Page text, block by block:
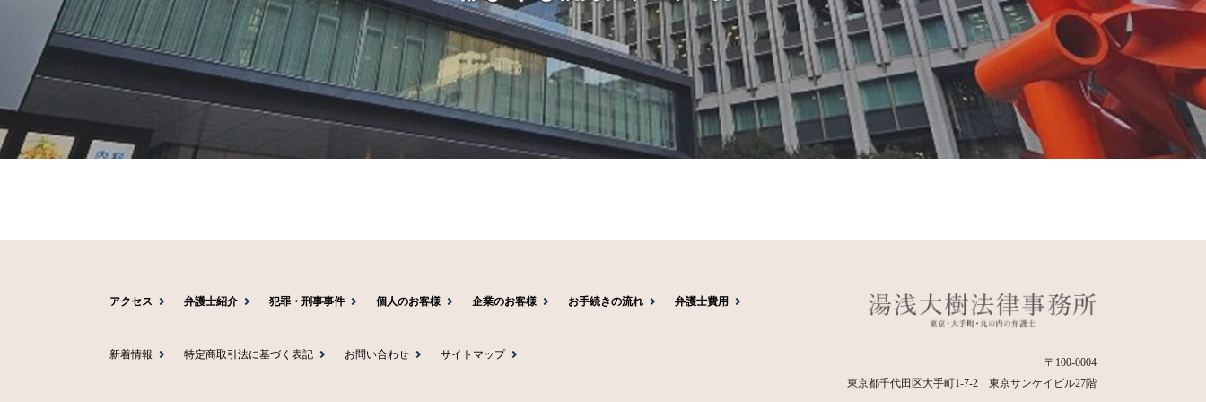
アクセス 弁護士紹介 犯罪・刑事事件 個人のお客様 企業のお客様 お手続きの流れ 弁護士費用
新着情報 特定商取引法に基づく表記 お問い合わせ サイトマップ
〒100-0004
東京都千代田区大手町1-7-2 東京サンケイビル27階